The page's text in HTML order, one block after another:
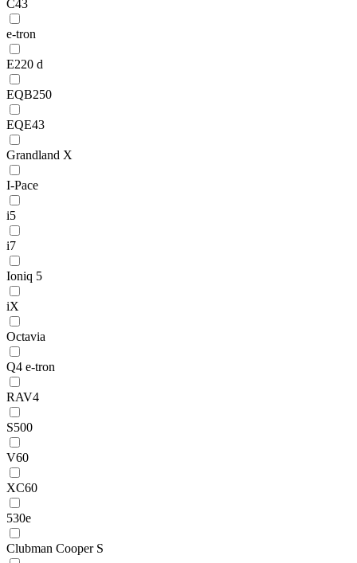
C43
e-tron
E220 d
EQB250
EQE43
Grandland X
I-Pace
i5
i7
Ioniq 5
iX
Octavia
Q4 e-tron
RAV4
S500
V60
XC60
530e
Clubman Cooper S